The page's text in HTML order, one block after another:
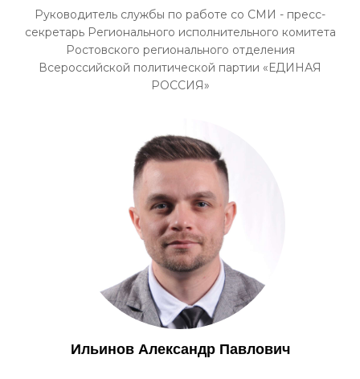
Руководитель службы по работе со СМИ - пресс-
секретарь Регионального исполнительного комитета
Ростовского регионального отделения
Всероссийской политической партии «ЕДИНАЯ
РОССИЯ»
Ильинов Александр Павлович